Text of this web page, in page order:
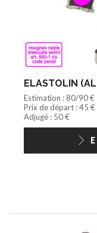
ELASTOLIN
Estimation : 80/90 €
Prix de départ : 45 €
Adjugé : 50 €